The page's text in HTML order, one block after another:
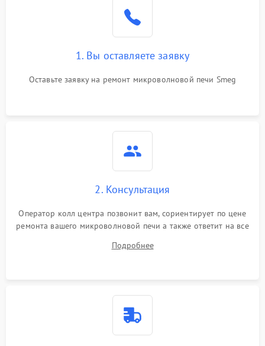
1. Вы оставляете заявку
Оставьте заявку на ремонт микроволновой печи Smeg
2. Консультация
Оператор колл центра позвонит вам, сориентирует по цене
ремонта вашего микроволновой печи а также ответит на все
Подробнее